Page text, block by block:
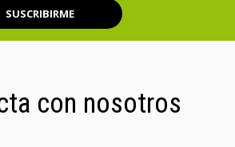
SUSCRIBIRME
con nosotros